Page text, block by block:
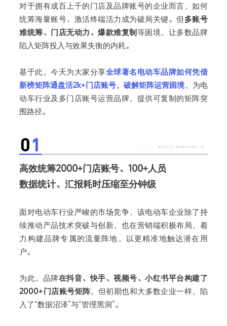
对于拥有成百上千的门店及品牌账号的企业而言，如何
统筹海量账号、激活终端活力成为破局关键。但 多账号
难统筹、门店无动力、爆款难复制等困境，让多数品牌
陷入矩阵投入与效果失衡的内耗。
基于此，今天为大家分享全球著名电动车品牌如何凭借
新榜矩阵通盘活2k+门店账号，破解矩阵运营困境，为电
动车行业及多门店账号运营品牌，提供可复制的矩阵突
围路径。
高效统筹2000+门店账号、100+人员
数据统计、汇报耗时压缩至分钟级
面对电动车行业严峻的市场竞争，该电动车企业除了持
续推动产品技术突破与创新，也在营销端积极布局，着
力构建品牌专属的流量阵地，以更精准地触达潜在用
户。
为此，品牌在抖音、快手、视频号、小红书平台构建了
2000+门店账号矩阵，但初期也和大多数企业一样，陷
入了“数据沼泽”与“管理黑洞”。